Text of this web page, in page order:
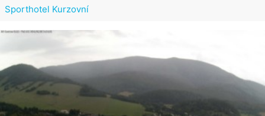
Sporthotel Kurzovní